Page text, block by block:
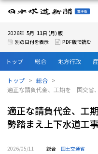
2026年 5月 11 日 (月) 版
別の日付を表示
PDF版で読む
トップ 総合 地方行政
トップ
総合
適正な請負代金、工期を 国交省
適正な請負代金、工
勢踏まえ上下水道工
2026/05/11 総合 国土交通省